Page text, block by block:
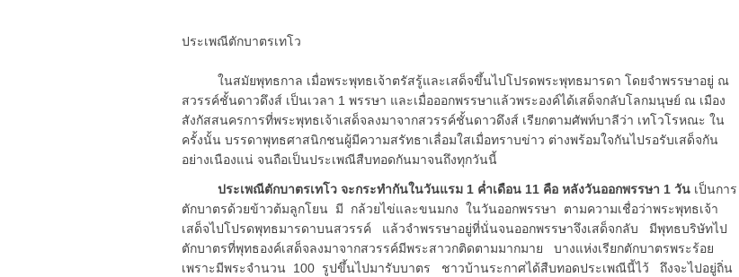
ประเพณีตักบาตรเทโว
ในสมัยพุทธกาล เมื่อพระพุทธเจ้าตรัสรู้และเสด็จขึ้นไปโปรดพระพุทธมารดา โดยจำพรรษาอยู่ ณ
สวรรค์ชั้นดาวดึงส์ เป็นเวลา 1 พรรษา และเมื่อออกพรรษาแล้วพระองค์ได้เสด็จกลับโลกมนุษย์ ณ เมือง
สังกัสสนครการที่พระพุทธเจ้าเสด็จลงมาจากสวรรค์ชั้นดาวดึงส์ เรียกตามศัพท์บาลีว่า เทโวโรหณะ ใน
ครั้งนั้น บรรดาพุทธศาสนิกชนผู้มีความสรัทธาเลื่อมใสเมื่อทราบข่าว ต่างพร้อมใจกันไปรอรับเสด็จกัน
อย่างเนืองแน่ จนถือเป็นประเพณีสืบทอดกันมาจนถึงทุกวันนี้
ประเพณีตักบาตรเทโว จะกระทำกันในวันแรม 1 ค่ำเดือน 11 คือ หลังวันออกพรรษา 1 วัน เป็นการ
ตักบาตรด้วยข้าวต้มลูกโยน มี กล้วยไข่และขนมกง ในวันออกพรรษา ตามความเชื่อว่าพระพุทธเจ้า
เสด็จไปโปรดพุทธมารดาบนสวรรค์ แล้วจำพรรษาอยู่ที่นั่นจนออกพรรษาจึงเสด็จกลับ มีพุทธบริษัทไป
ตักบาตรที่พุทธองค์เสด็จลงมาจากสวรรค์มีพระสาวกติดตามมากมาย บางแห่งเรียกตักบาตรพระร้อย
เพราะมีพระจำนวน 100 รูปขึ้นไปมารับบาตร ชาวบ้านระกาศได้สืบทอดประเพณีนี้ไว้ ถึงจะไปอยู่ถิ่น